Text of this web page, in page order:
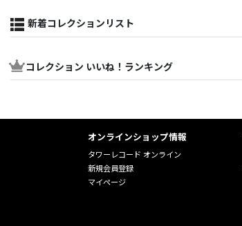
新着コレクションリスト
コレクション いいね！ランキング
オンラインショップ情報
タワーレコード オンライン
新規会員登録
マイページ